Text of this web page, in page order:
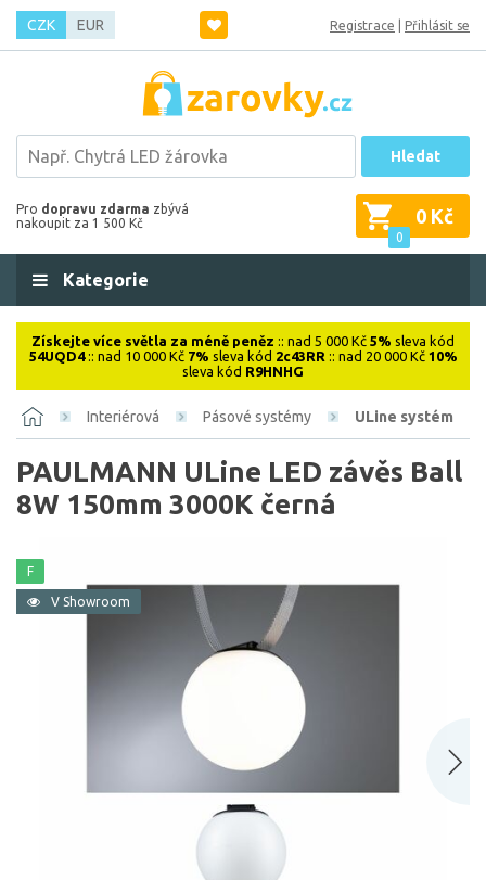
CZK EUR Registrace Přihlásit se
Hledat
Pro dopravu zdarma zbývá
nakoupit za 1 500 Kč
0
0 Kč
Kategorie
Získejte více světla za méně peněz :: nad 5 000 Kč 5% sleva kód
54UQD4:: nad 10 000 Kč 7% sleva kód 2c43RR :: nad 20 000 Kč 10%
sleva kód R9HNHG
Interiérová Pásové systémy ULine systém
PAULMANN ULine LED závěs Ball
8W 150mm 3000K černá
F
V Showroom